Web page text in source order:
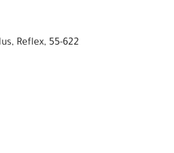
Reflex, 55-622